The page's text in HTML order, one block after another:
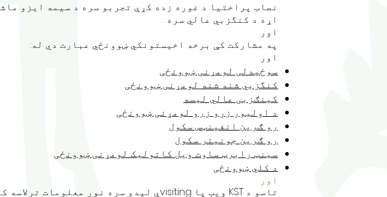
اړه د کنگزبي عالي سره.
اور
په مشارکت کې برخه اخیستونکي ښوونځي عبارت دي له:
اور
سوځیدلی لومړنی ښوونځی
کنگزبي شنه شنه لومړنی ښوونځی
کینګزبی عالي لیسه
د اولیور زرو زرو لومړنی ښوونځی
رو ګرین انفینټس سکول
رو ګرین جونیئر سکول
سینټ رابرټ ساوت ویل کاتولیک لومړنی ښوونځی
د کلي ښوونځی
اور
تاسو د KST ویب پا visitingې لیدو سره نور معلومات ترلاسه کولی شئ ...